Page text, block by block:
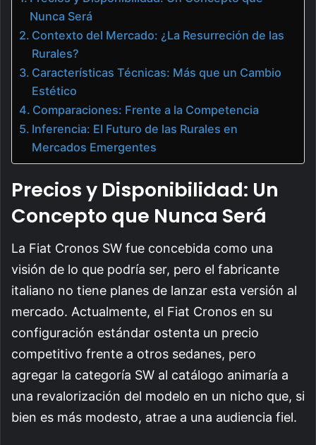
Nunca Será
Contexto del Mercado: ¿La Resurreción de las
Rurales?
Características Técnicas: Más que un Cambio
Estético
Comparaciones: Frente a la Competencia
Inferencia: El Futuro de las Rurales en
Mercados Emergentes
Precios y Disponibilidad: Un
Concepto que Nunca Será
La Fiat Cronos SW fue concebida como una
visión de lo que podría ser, pero el fabricante
italiano no tiene planes de lanzar esta versión al
mercado. Actualmente, el Fiat Cronos en su
configuración estándar ostenta un precio
competitivo frente a otros sedanes, pero
agregar la categoría SW al catálogo animaría a
una revalorización del modelo en un nicho que, si
bien es más modesto, atrae a una audiencia fiel.